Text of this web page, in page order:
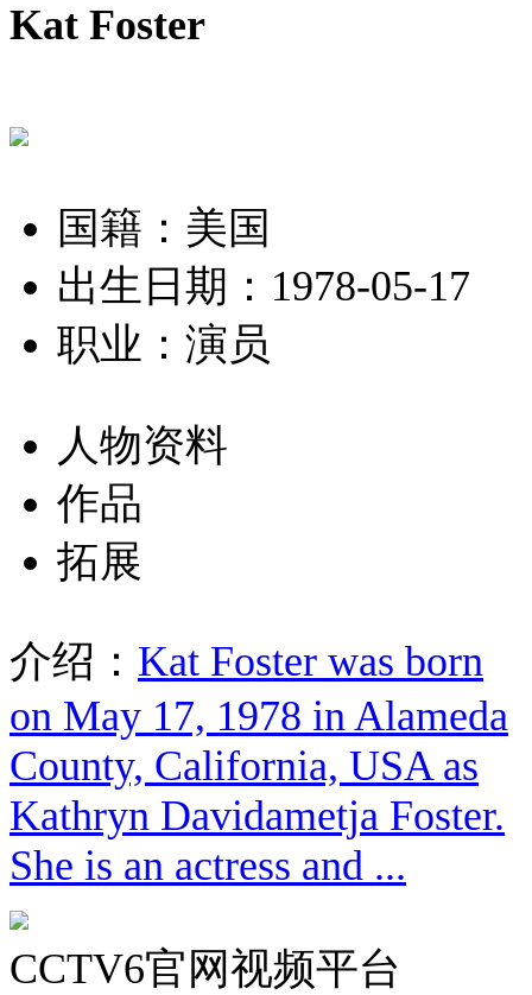
Kat Foster
国籍：美国
出生日期：1978-05-17
职业：演员
人物资料
作品
拓展
介绍： Kat Foster was born
on May 17, 1978 in Alameda
County, California, USA as
Kathryn Davidametja Foster.
She is an actress and ...
CCTV6官网视频平台